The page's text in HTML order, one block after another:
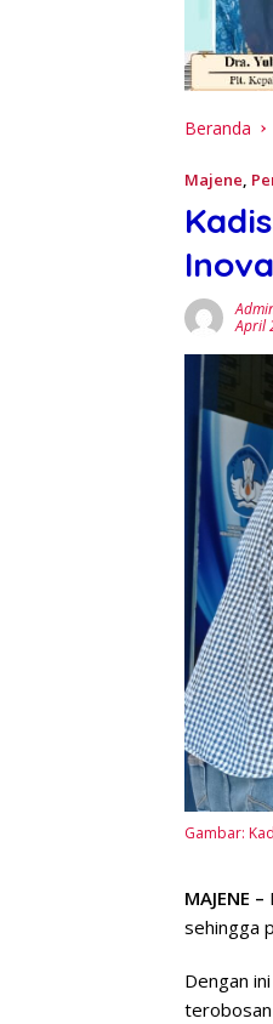
Beranda
Majene,
April
Gambar:
MAJENE –
sehingga
Dengan
terobosan